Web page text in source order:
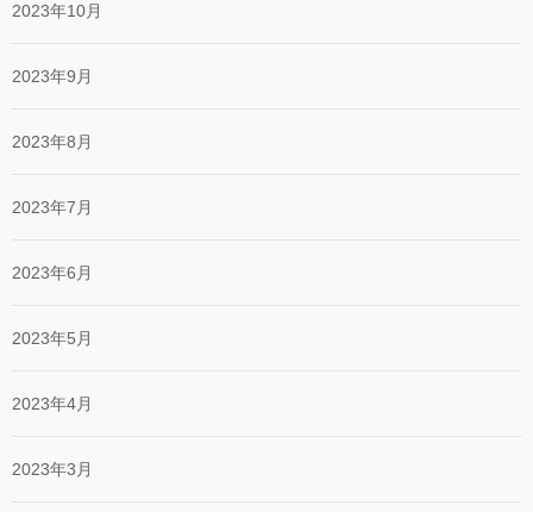
2023年10月
2023年9月
2023年8月
2023年7月
2023年6月
2023年5月
2023年4月
2023年3月